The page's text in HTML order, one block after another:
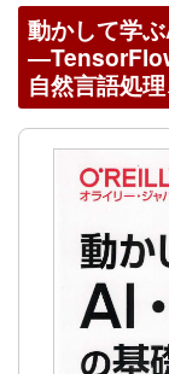
動かして学
自然言語処